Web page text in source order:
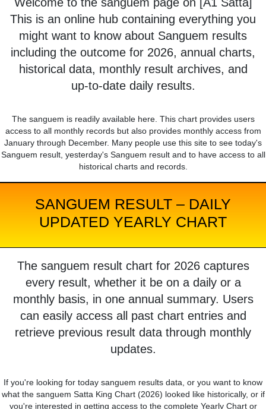
This is an online hub containing everything you
might want to know about Sanguem results
including the outcome for 2026, annual charts,
historical data, monthly result archives, and
up-to-date daily results.
The sanguem is readily available here. This chart provides users
access to all monthly records but also provides monthly access from
January through December. Many people use this site to see today's
Sanguem result, yesterday's Sanguem result and to have access to all
historical charts and records.
SANGUEM RESULT – DAILY
UPDATED YEARLY CHART
The sanguem result chart for 2026 captures
every result, whether it be on a daily or a
monthly basis, in one annual summary. Users
can easily access all past chart entries and
retrieve previous result data through monthly
updates.
If you're looking for today sanguem results data, or you want to know
what the sanguem Satta King Chart (2026) looked like historically, or if
you're interested in getting access to the complete Yearly Chart or